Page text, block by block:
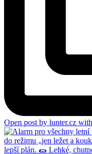
Open post by lunter.cz